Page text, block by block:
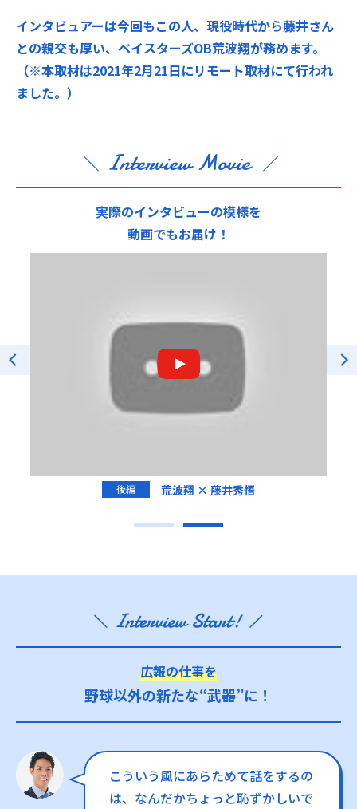
インタビュアーは今回もこの人、現役時代から藤井さん
との親交も厚い、ベイスターズOB荒波翔が務めます。
（※本取材は2021年2月21日にリモート取材にて行われ
ました。）
Interview Movie
実際のインタビューの模様を
動画でもお届け！
前編 荒波翔 × 藤井秀悟
広報の仕事を
野球以外の新たな“武器”に！
こういう風にあらためて話をするの
は、なんだかちょっと恥ずかしいで